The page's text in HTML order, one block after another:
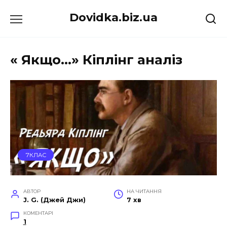
до
Dovidka.biz.ua
« Якщо…» Кіплінг аналіз
7КЛАС
АВТОР
J. G. (Джей Джи)
НА ЧИТАННЯ
7 хв
КОМЕНТАРІ
1